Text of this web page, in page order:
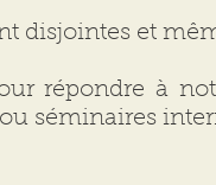
disjointes et
répondre à
séminaires